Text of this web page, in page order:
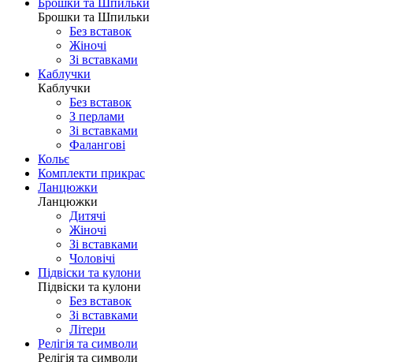
Брошки та Шпильки
Брошки та Шпильки
Без вставок
Жіночі
Зі вставками
Каблучки
Каблучки
Без вставок
З перлами
Зі вставками
Фаланговi
Кольє
Комплекти прикрас
Ланцюжки
Ланцюжки
Дитячі
Жіночі
Зі вставками
Чоловічі
Підвіски та кулони
Підвіски та кулони
Без вставок
Зі вставками
Літери
Релігія та символи
Релігія та символи